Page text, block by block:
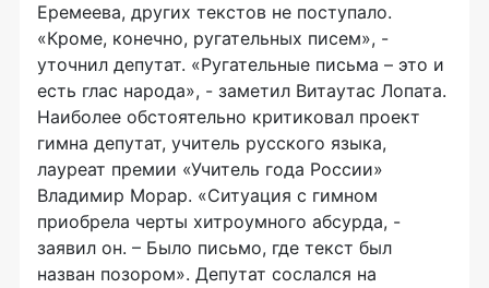
Еремеева, других текстов не поступало.
«Кроме, конечно, ругательных писем», -
уточнил депутат. «Ругательные письма – это и
есть глас народа», - заметил Витаутас Лопата.
Наиболее обстоятельно критиковал проект
гимна депутат, учитель русского языка,
лауреат премии «Учитель года России»
Владимир Морар. «Ситуация с гимном
приобрела черты хитроумного абсурда, -
заявил он. – Было письмо, где текст был
назван позором». Депутат сослался на